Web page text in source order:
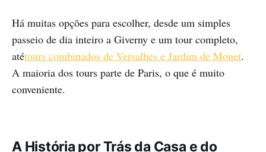
Há muitas opções para escolher, desde um simples
passeio de dia inteiro a Giverny e um tour completo,
atétours combinados de Versalhes e Jardim de Monet.
A maioria dos tours parte de Paris, o que é muito
conveniente.
A História por Trás da Casa e do